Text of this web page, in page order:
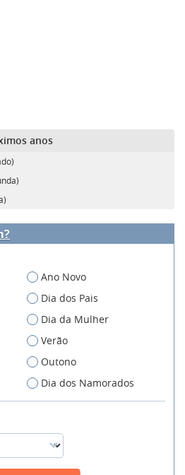
anos
Ano Novo
Dia dos Pais
Dia da Mulher
Verão
Outono
Dia dos Namorados